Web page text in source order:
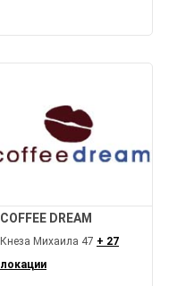
COFFEE DREAM
Кнеза Михаила 47 + 27
локации